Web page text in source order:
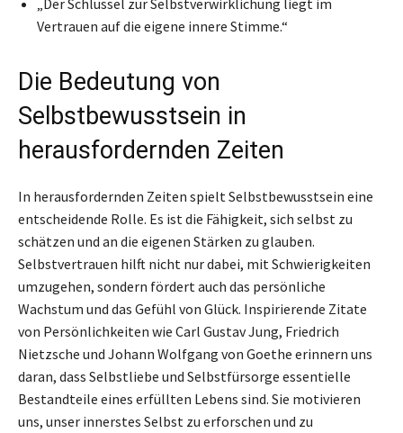
Vertrauen auf die eigene innere Stimme.“
Die Bedeutung von
Selbstbewusstsein in
herausfordernden Zeiten
In herausfordernden Zeiten spielt Selbstbewusstsein eine
entscheidende Rolle. Es ist die Fähigkeit, sich selbst zu
schätzen und an die eigenen Stärken zu glauben.
Selbstvertrauen hilft nicht nur dabei, mit Schwierigkeiten
umzugehen, sondern fördert auch das persönliche
Wachstum und das Gefühl von Glück. Inspirierende Zitate
von Persönlichkeiten wie Carl Gustav Jung, Friedrich
Nietzsche und Johann Wolfgang von Goethe erinnern uns
daran, dass Selbstliebe und Selbstfürsorge essentielle
Bestandteile eines erfüllten Lebens sind. Sie motivieren
uns, unser innerstes Selbst zu erforschen und zu